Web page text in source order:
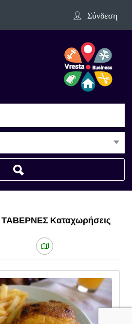
Σύνδεση
ΤΑΒΕΡΝΕΣ Καταχωρήσεις